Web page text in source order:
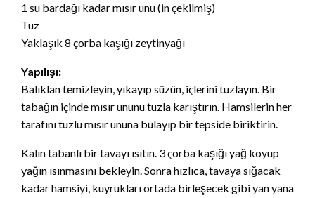
1 su bardağı kadar mısır unu (in çekilmiş)
Tuz
Yaklaşık 8 çorba kaşığı zeytinyağı
Yapılışı:
Balıklan temizleyin, yıkayıp süzün, içlerini tuzlayın. Bir
tabağın içinde mısır ununu tuzla karıştırın. Hamsilerin her
tarafını tuzlu mısır ununa bulayıp bir tepside biriktirin.
Kalın tabanlı bir tavayı ısıtın. 3 çorba kaşığı yağ koyup
yağın ısınmasını bekleyin. Sonra hızlıca, tavaya sığacak
kadar hamsiyi, kuyrukları ortada birleşecek gibi yan yana